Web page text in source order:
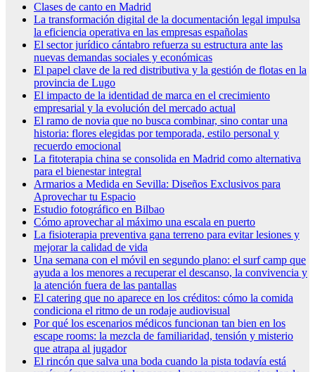
Clases de canto en Madrid
La transformación digital de la documentación legal impulsa
la eficiencia operativa en las empresas españolas
El sector jurídico cántabro refuerza su estructura ante las
nuevas demandas sociales y económicas
El papel clave de la red distributiva y la gestión de flotas en la
provincia de Lugo
El impacto de la identidad de marca en el crecimiento
empresarial y la evolución del mercado actual
El ramo de novia que no busca combinar, sino contar una
historia: flores elegidas por temporada, estilo personal y
recuerdo emocional
La fitoterapia china se consolida en Madrid como alternativa
para el bienestar integral
Armarios a Medida en Sevilla: Diseños Exclusivos para
Aprovechar tu Espacio
Estudio fotográfico en Bilbao
Cómo aprovechar al máximo una escala en puerto
La fisioterapia preventiva gana terreno para evitar lesiones y
mejorar la calidad de vida
Una semana con el móvil en segundo plano: el surf camp que
ayuda a los menores a recuperar el descanso, la convivencia y
la atención fuera de las pantallas
El catering que no aparece en los créditos: cómo la comida
condiciona el ritmo de un rodaje audiovisual
Por qué los escenarios médicos funcionan tan bien en los
escape rooms: la mezcla de familiaridad, tensión y misterio
que atrapa al jugador
El rincón que salva una boda cuando la pista todavía está